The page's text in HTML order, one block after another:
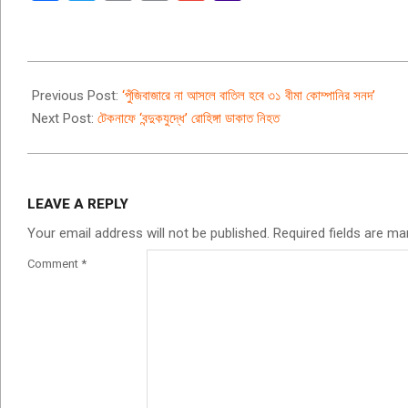
09-
15
Previous Post: ‘পুঁজিবাজারে না আসলে বাতিল হবে ৩১ বীমা কোম্পানির সনদ’
Next Post: টেকনাফে ‘বন্দুকযুদ্ধে’ রোহিঙ্গা ডাকাত নিহত
LEAVE A REPLY
Your email address will not be published. Required fields are
Comment *